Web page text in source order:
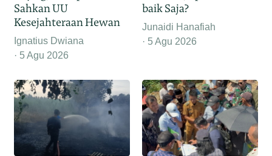
Sahkan UU
Kesejahteraan Hewan
Ignatius Dwiana
5 Agu 2026
baik Saja?
Junaidi Hanafiah
5 Agu 2026